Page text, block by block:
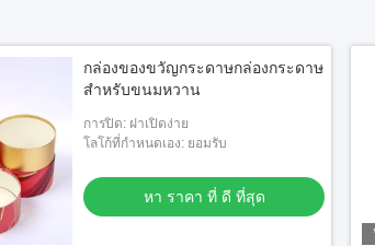
กล่องของขวัญกระดาษกล่องกระดาษ
สําหรับขนมหวาน
การปิด: ฝาเปิดง่าย
โลโก้ที่กำหนดเอง: ยอมรับ
หา ราคา ที่ ดี ที่สุด